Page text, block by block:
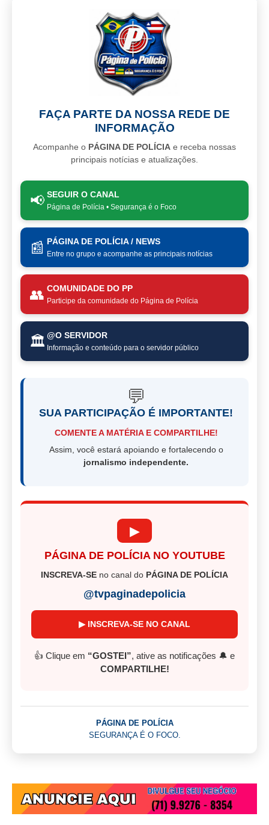
FAÇA PARTE DA NOSSA REDE DE
INFORMAÇÃO
Acompanhe o PÁGINA DE POLÍCIA e receba nossas
principais notícias e atualizações.
📢 SEGUIR O CANAL
Página de Polícia • Segurança é o Foco
📰 PÁGINA DE POLÍCIA / NEWS
Entre no grupo e acompanhe as principais notícias
👥 COMUNIDADE DO PP
Participe da comunidade do Página de Polícia
🏛️ @O SERVIDOR
Informação e conteúdo para o servidor público
💬
SUA PARTICIPAÇÃO É IMPORTANTE!
COMENTE A MATÉRIA E COMPARTILHE!
Assim, você estará apoiando e fortalecendo o
jornalismo independente.
▶
PÁGINA DE POLÍCIA NO YOUTUBE
INSCREVA-SE no canal do PÁGINA DE POLÍCIA
@tvpaginadepolicia
▶ INSCREVA-SE NO CANAL
👍 Clique em “GOSTEI”, ative as notificações 🔔 e
COMPARTILHE!
PÁGINA DE POLÍCIA
SEGURANÇA É O FOCO.